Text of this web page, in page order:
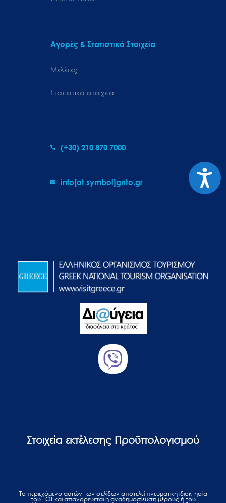
Αγορές & Στατιστικά Στοιχεία
Μελέτες
Στατιστικά στοιχεία
(+30) 210 870 7000
info[at symbol]gnto.gr
Στοιχεία εκτέλεσης Προϋπολογισμού
Το περιεχόμενο αυτών των σελίδων αποτελεί πvευματική ιδιοκτησία
του ΕΟΤ και απαγορεύεται η αναδημοσίευση μέρους ή του